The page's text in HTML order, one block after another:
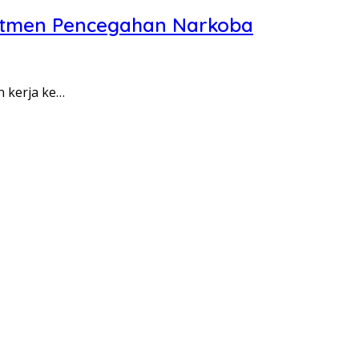
Pencegahan Narkoba
kerja ke…